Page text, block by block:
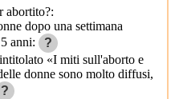
abortito?:
dopo una settimana
anni:
?
«I miti sull'aborto e
donne sono molto diffusi,
?